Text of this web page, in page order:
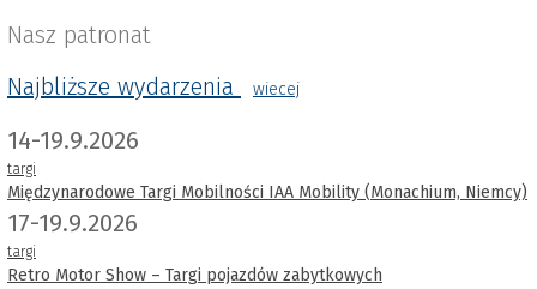
Nasz patronat
Najbliższe wydarzenia
wiecej
14-19.9.2026
targi
Międzynarodowe Targi Mobilności IAA Mobility (Monachium, Niemcy)
17-19.9.2026
targi
Retro Motor Show – Targi pojazdów zabytkowych